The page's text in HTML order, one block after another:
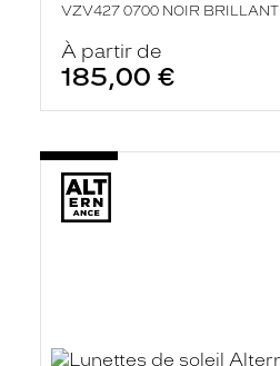
VZV427 0700 NOIR BRILLANT
À partir de
185,00 €